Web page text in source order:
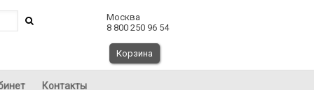
Москва
8 800 250 96 54
Корзина
Контакты